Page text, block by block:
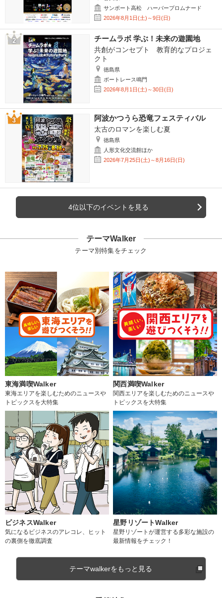
サンポート高松 ハーバープロムナード
2026年8月1日(土)～9日(日)
チームラボ 学ぶ！未来の遊園地
共創がコンセプト 教育的なプロジェ
クト
徳島県
ボートレース鳴門
2026年8月1日(土)～30日(日)
阿波かつうら恐竜フェスティバル
太古のロマンを楽しむ夏
徳島県
人形文化交流館ほか
2026年7月25日(土)～8月16日(日)
4位以下のイベントを見る
テーマWalker
テーマ別特集をチェック
東海満喫Walker
東海エリアを楽しむためのニュースや
トピックスを大特集
関西満喫Walker
関西エリアを楽しむためのニュースや
トピックスを大特集
ビジネスWalker
気になるビジネスのアレコレ、ヒット
の裏側を徹底調査
星野リゾートWalker
星野リゾートが運営する多彩な施設の
最新情報をチェック！
テーマwalkerをもっと見る